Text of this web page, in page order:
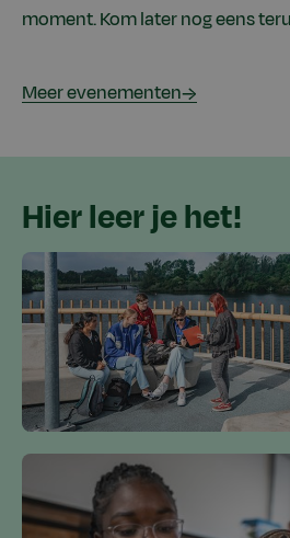
moment. Kom later nog eens
Meer evenementen
Hier leer je het!